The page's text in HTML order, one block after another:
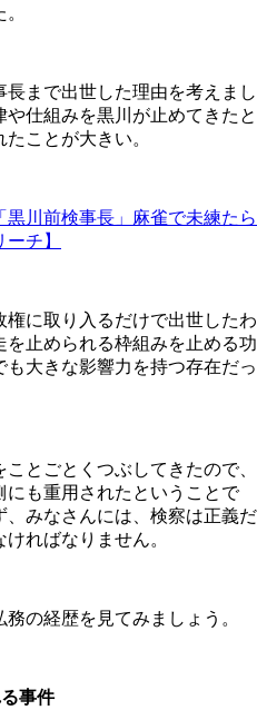
まで出世した理由を考えまし
仕組みを黒川が止めてきたと
ことが大きい。
黒川前検事長」麻雀で未練たら
チ】
に取り入るだけで出世したわ
止められる枠組みを止める功
大きな影響力を持つ存在だっ
とごとくつぶしてきたので、
にも重用されたということで
みなさんには、検察は正義だ
ればなりません。
の経歴を見てみましょう。
事件